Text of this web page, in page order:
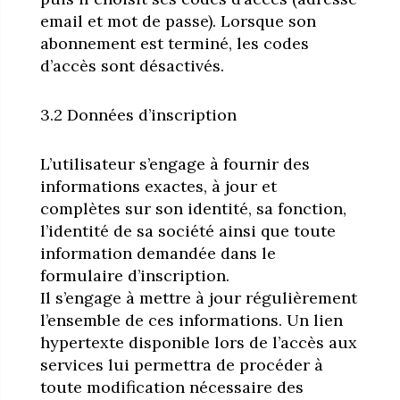
email et mot de passe). Lorsque son
abonnement est terminé, les codes
d’accès sont désactivés.
3.2 Données d’inscription
L’utilisateur s’engage à fournir des
informations exactes, à jour et
complètes sur son identité, sa fonction,
l’identité de sa société ainsi que toute
information demandée dans le
formulaire d’inscription.
Il s’engage à mettre à jour régulièrement
l’ensemble de ces informations. Un lien
hypertexte disponible lors de l’accès aux
services lui permettra de procéder à
toute modification nécessaire des